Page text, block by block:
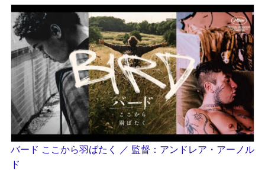
バード ここから羽ばたく ／ 監督：アンドレア・アーノル
ド